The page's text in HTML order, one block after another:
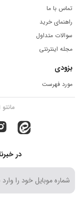
تماس با ما
راهنمای خرید
سوالات متداول
مجله اینترنتی
بزودی
مورد فهرست
در